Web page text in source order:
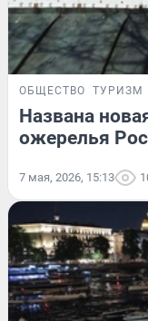
ОБЩЕСТВО ТУРИЗМ
Названа
ожерелья
7 мая, 2026, 15:13